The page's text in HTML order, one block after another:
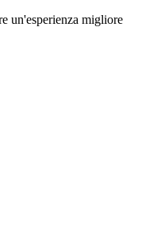
un'esperienza migliore